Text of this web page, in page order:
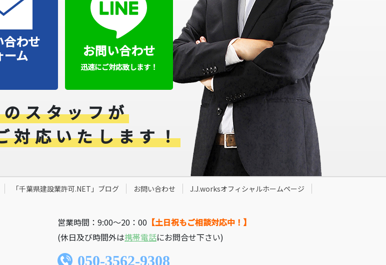
合わせ
ーム
お問い合わせ
迅速にご対応致します！
スタッフが
対応いたします！
「千葉県建設業許可.NET」ブログ お問い合わせ J.J.worksオフィシャルホームページ
営業時間：9:00〜20：00 【土日祝もご相談対応中！】
(休日及び時間外は携帯電話にお問合せ下さい)
050-3562-9308